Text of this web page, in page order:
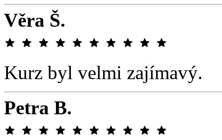
Věra Š.
Kurz byl velmi zajímavý.
Petra B.